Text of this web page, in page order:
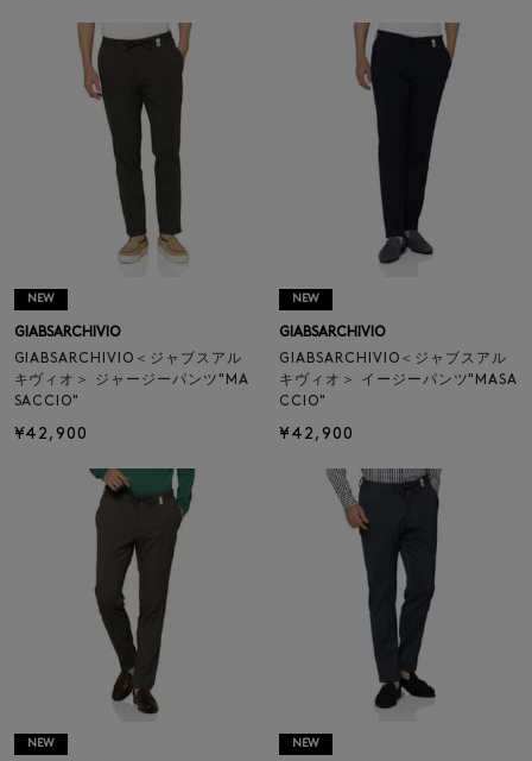
NEW
GIABSARCHIVIO
GIABSARCHIVIO＜ジャブスアル
キヴィオ＞ ジャージーパンツ"MA
SACCIO"
¥42,900
NEW
GIABSARCHIVIO
GIABSARCHIVIO＜ジャブスアル
キヴィオ＞ イージーパンツ"MASA
CCIO"
¥42,900
NEW NEW